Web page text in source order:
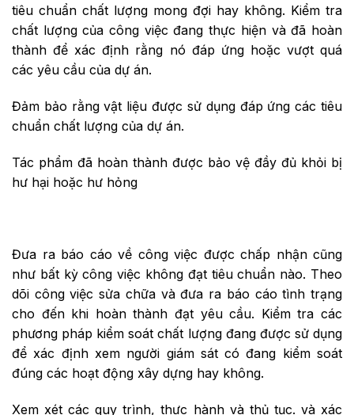
tiêu chuẩn chất lượng mong đợi hay không. Kiểm tra
chất lượng của công việc đang thực hiện và đã hoàn
thành để xác định rằng nó đáp ứng hoặc vượt quá
các yêu cầu của dự án.
Đảm bảo rằng vật liệu được sử dụng đáp ứng các tiêu
chuẩn chất lượng của dự án.
Tác phẩm đã hoàn thành được bảo vệ đầy đủ khỏi bị
hư hại hoặc hư hỏng
Đưa ra báo cáo về công việc được chấp nhận cũng
như bất kỳ công việc không đạt tiêu chuẩn nào. Theo
dõi công việc sửa chữa và đưa ra báo cáo tình trạng
cho đến khi hoàn thành đạt yêu cầu. Kiểm tra các
phương pháp kiểm soát chất lượng đang được sử dụng
để xác định xem người giám sát có đang kiểm soát
đúng các hoạt động xây dựng hay không.
Xem xét các quy trình, thực hành và thủ tục. và xác